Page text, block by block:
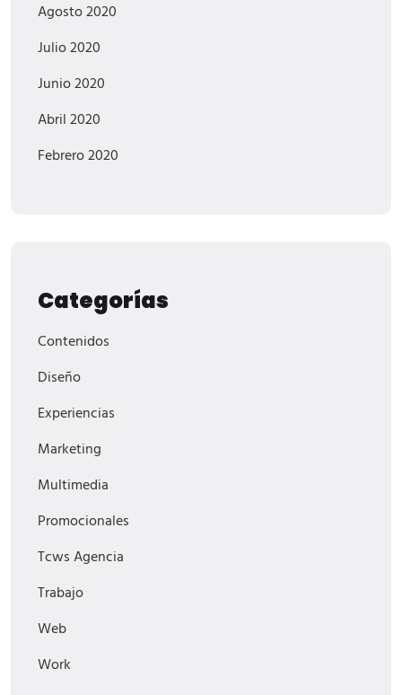
Agosto 2020
Julio 2020
Junio 2020
Abril 2020
Febrero 2020
Categorías
Contenidos
Diseño
Experiencias
Marketing
Multimedia
Promocionales
Tcws Agencia
Trabajo
Web
Work